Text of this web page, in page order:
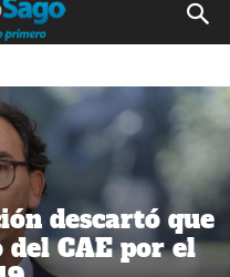
descartó que
del CAE por el